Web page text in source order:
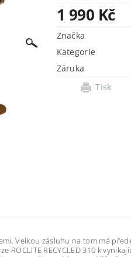
1 990 Kč
Značka
Kategorie
Záruka
Tisk
Velkou zásluhu na tom má
RECYCLED 310 k